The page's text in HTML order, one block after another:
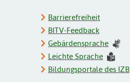
Barrierefreiheit
BITV-Feedback
Gebärdensprache
Leichte Sprache
Bildungsportale des IZB